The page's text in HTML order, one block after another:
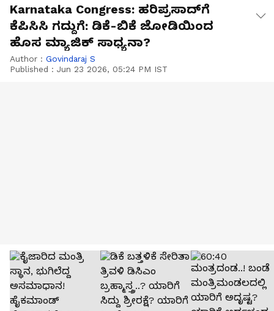
Karnataka Congress: ಹರಿಪ್ರಸಾದ್‌ಗೆ
ಕೆಪಿಸಿಸಿ ಗದ್ದುಗೆ: ಡಿಕೆ-ಬಿಕೆ ಜೋಡಿಯಿಂದ
ಹೊಸ ಮ್ಯಾಜಿಕ್ ಸಾಧ್ಯನಾ?
Author : Govindaraj S
Published : Jun 23 2026, 05:24 PM IST